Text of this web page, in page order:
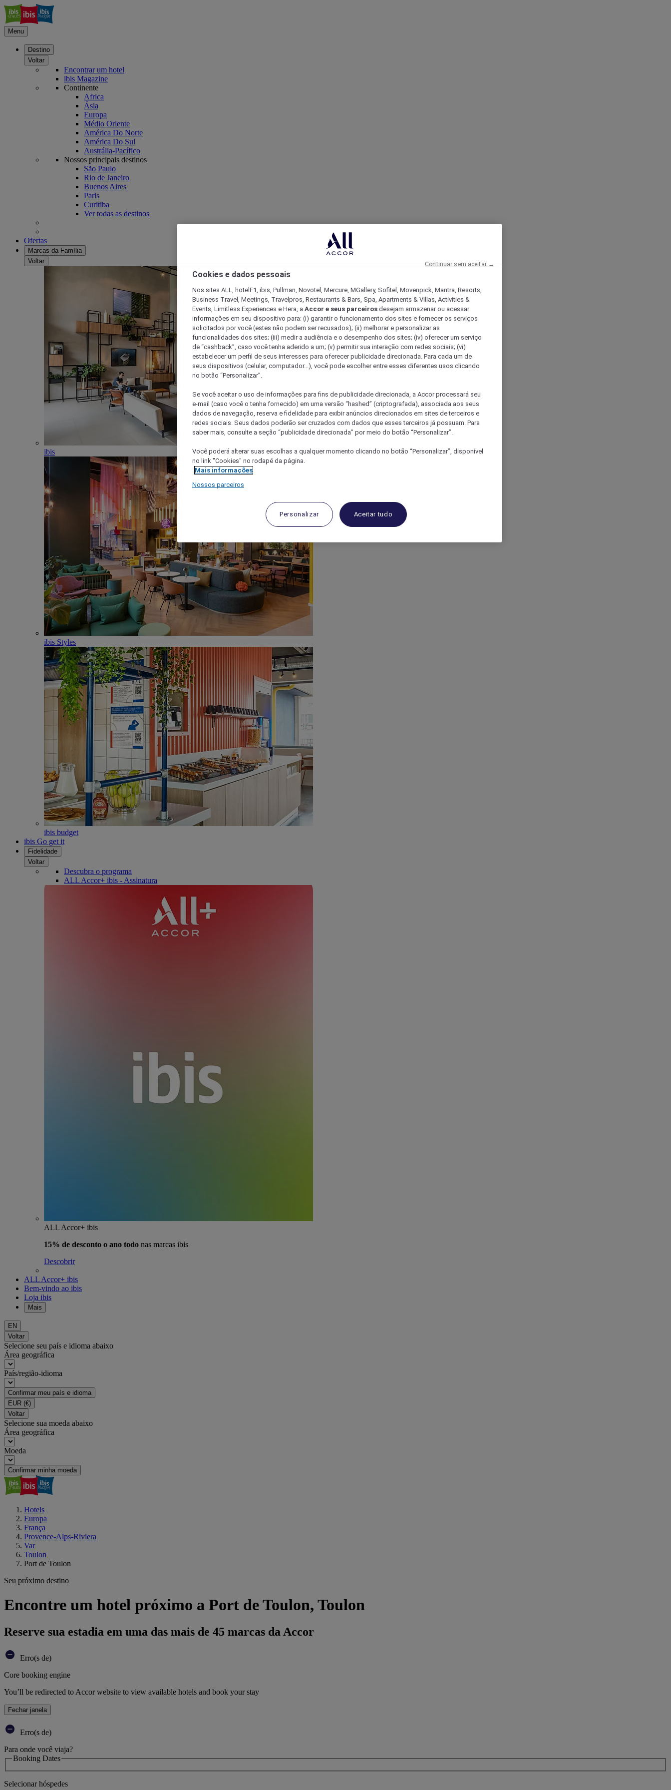
Menu
Destino
Voltar
Encontrar um hotel
ibis Magazine
Continente
Africa
Ásia
Europa
Médio Oriente
América Do Norte
América Do Sul
Austrália-Pacífico
Nossos principais destinos
São Paulo
Rio de Janeiro
Buenos Aires
Paris
Curitiba
Ver todas as destinos
Ofertas
Marcas da Família
Voltar
ibis
ibis Styles
ibis budget
ibis Go get it
Fidelidade
Voltar
Descubra o programa
ALL Accor+ ibis - Assinatura
ALL Accor+ ibis
15% de desconto o ano todo nas marcas ibis
Descobrir
ALL Accor+ ibis
Bem-vindo ao ibis
Loja ibis
Mais
EN
Voltar
Selecione seu país e idioma abaixo
Área geográfica
País/região-idioma
Confirmar meu país e idioma
EUR (€)
Voltar
Selecione sua moeda abaixo
Área geográfica
Moeda
Confirmar minha moeda
Hotels
Europa
França
Provence-Alps-Riviera
Var
Toulon
Port de Toulon
Seu próximo destino
Encontre um hotel próximo a Port de Toulon, Toulon
Reserve sua estadia em uma das mais de 45 marcas da Accor
Erro(s de)
Core booking engine
You’ll be redirected to Accor website to view available hotels and book your stay
Fechar janela
Erro(s de)
Para onde você viaja?
Booking Dates
Selecionar hóspedes
Cookies e dados pessoais
Nos sites ALL, hotelF1, ibis, Pullman, Novotel, Mercure, MGallery, Sofitel, Movenpick, Mantra, Resorts,
Business Travel, Meetings, Travelpros, Restaurants & Bars, Spa, Apartments & Villas, Activities &
Events, Limitless Experiences e Hera, a Accor e seus parceiros desejam armazenar ou acessar
informações em seu dispositivo para: (i) garantir o funcionamento dos sites e fornecer os serviços
solicitados por você (estes não podem ser recusados); (ii) melhorar e personalizar as
funcionalidades dos sites; (iii) medir a audiência e o desempenho dos sites; (iv) oferecer um serviço
de “cashback”, caso você tenha aderido a um; (v) permitir sua interação com redes sociais; (vi)
estabelecer um perfil de seus interesses para oferecer publicidade direcionada. Para cada um de
seus dispositivos (celular, computador...), você pode escolher entre esses diferentes usos clicando
no botão “Personalizar”.
Se você aceitar o uso de informações para fins de publicidade direcionada, a Accor processará seu
e-mail (caso você o tenha fornecido) em uma versão “hashed” (criptografada), associada aos seus
dados de navegação, reserva e fidelidade para exibir anúncios direcionados em sites de terceiros e
redes sociais. Seus dados poderão ser cruzados com dados que esses terceiros já possuam. Para
saber mais, consulte a seção “publicidade direcionada” por meio do botão “Personalizar”.
Você poderá alterar suas escolhas a qualquer momento clicando no botão “Personalizar”, disponível
no link "Cookies" no rodapé da página.
Mais informações
Nossos parceiros
Personalizar Aceitar tudo
Continuar sem aceitar →